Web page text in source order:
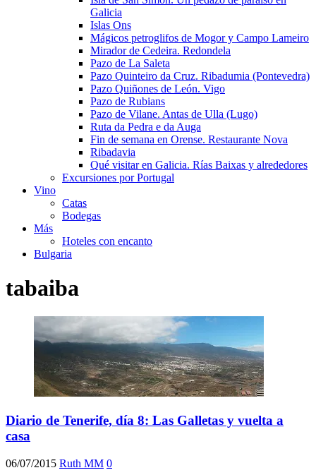
Galicia
Islas Ons
Mágicos petroglifos de Mogor y Campo Lameiro
Mirador de Cedeira. Redondela
Pazo de La Saleta
Pazo Quinteiro da Cruz. Ribadumia (Pontevedra)
Pazo Quiñones de León. Vigo
Pazo de Rubians
Pazo de Vilane. Antas de Ulla (Lugo)
Ruta da Pedra e da Auga
Fin de semana en Orense. Restaurante Nova
Ribadavia
Qué visitar en Galicia. Rías Baixas y alrededores
Excursiones por Portugal
Vino
Catas
Bodegas
Más
Hoteles con encanto
Bulgaria
tabaiba
Diario de Tenerife, día 8: Las Galletas y vuelta a
casa
06/07/2015 Ruth MM 0